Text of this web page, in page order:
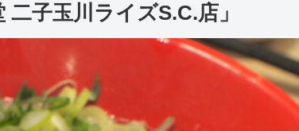
子玉川ライズS.C.店」